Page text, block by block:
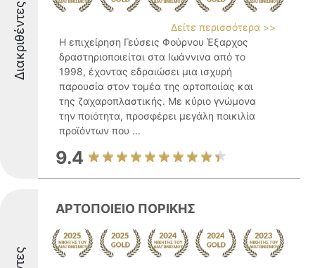
Διακριθέντες
Δείτε περισσότερα >>
Η επιχείρηση Γεύσεις Φούρνου Έξαρχος
δραστηριοποιείται στα Ιωάννινα από το
1998, έχοντας εδραιώσει μια ισχυρή
παρουσία στον τομέα της αρτοποιίας και
της ζαχαροπλαστικής. Με κύριο γνώμονα
την ποιότητα, προσφέρει μεγάλη ποικιλία
προϊόντων που ...
9.4
ΑΡΤΟΠΟΙΕΙΟ ΠΟΡΙΚΗΣ